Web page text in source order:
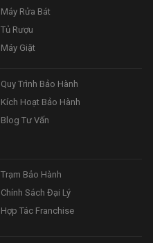
Máy Rửa Bát
Tủ Rượu
Máy Giặt
Quy Trình Bảo Hành
Kích Hoạt Bảo Hành
Blog Tư Vấn
Trạm Bảo Hành
Chính Sách Đại Lý
Hợp Tác Franchise